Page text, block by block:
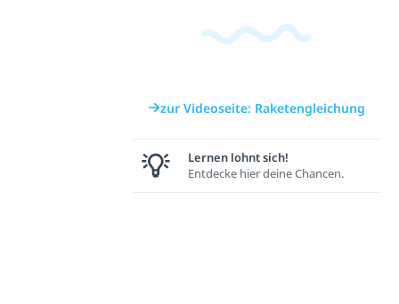
zur Videoseite: Raketengleichung
Lernen lohnt sich!
Entdecke hier deine Chancen.